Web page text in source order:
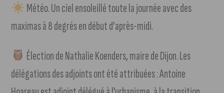
Météo. Un ciel ensoleillé toute la journée avec des
maximas à 8 degrés en début d’après-midi.
Élection de Nathalie Koenders, maire de Dijon. Les
délégations des adjoints ont été attribuées : Antoine